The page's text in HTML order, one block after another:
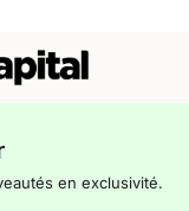
en exclusivité.